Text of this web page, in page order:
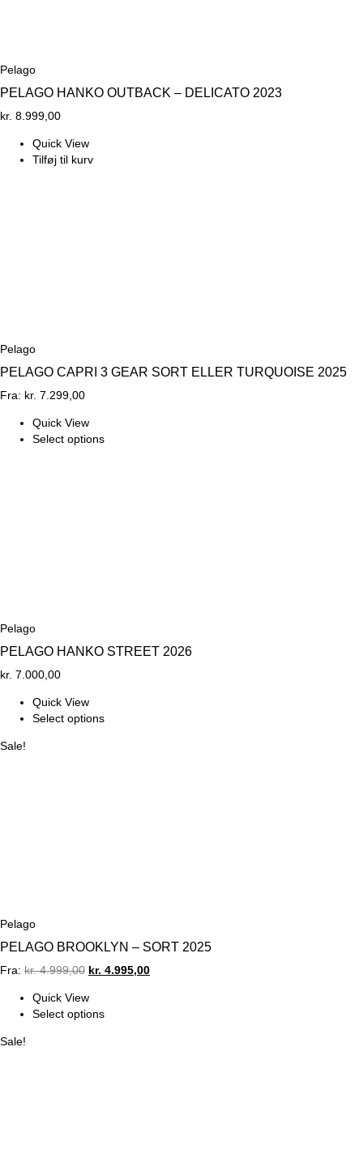
Pelago
PELAGO HANKO OUTBACK – DELICATO 2023
kr. 8.999,00
Quick View
Tilføj til kurv
Pelago
PELAGO CAPRI 3 GEAR SORT ELLER TURQUOISE 2025
Fra: kr. 7.299,00
Quick View
Select options
Pelago
PELAGO HANKO STREET 2026
kr. 7.000,00
Quick View
Select options
Sale!
Pelago
PELAGO BROOKLYN – SORT 2025
Fra: kr.4.999,00 Original
was:
kr. 4.999,00.
kr. 4.995,00Current
Quick View
Select options
Sale!